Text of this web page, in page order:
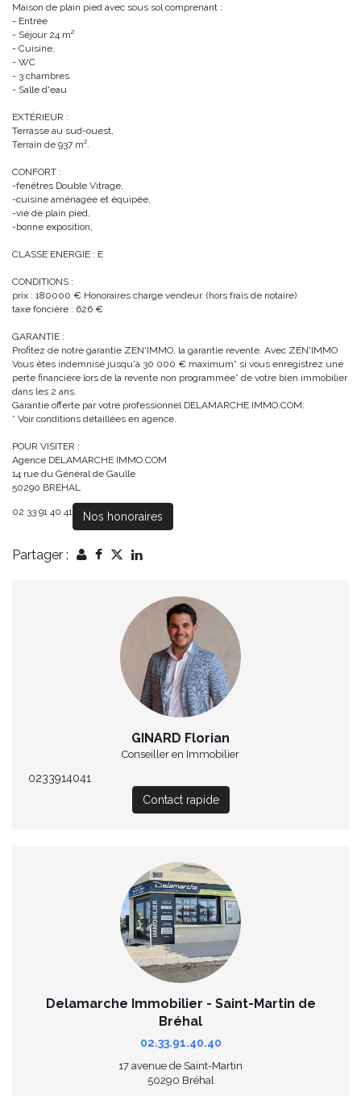
Maison de plain pied avec sous sol comprenant :
- Entrée
- Séjour 24 m²
- Cuisine,
- WC
- 3 chambres
- Salle d'eau
EXTÉRIEUR :
Terrasse au sud-ouest,
Terrain de 937 m².
CONFORT :
-fenêtres Double Vitrage,
-cuisine aménagée et équipée,
-vie de plain pied,
-bonne exposition,
CLASSE ENERGIE : E
CONDITIONS :
prix : 180000 € Honoraires charge vendeur. (hors frais de notaire)
taxe foncière : 626 €
GARANTIE :
Profitez de notre garantie ZEN'IMMO, la garantie revente. Avec ZEN'IMMO
Vous êtes indemnisé jusqu'à 30 000 € maximum* si vous enregistrez une
perte financière lors de la revente non programmée* de votre bien immobilier
dans les 2 ans.
Garantie offerte par votre professionnel DELAMARCHE IMMO.COM.
* Voir conditions détaillées en agence.
POUR VISITER :
Agence DELAMARCHE IMMO.COM
14 rue du Général de Gaulle
50290 BREHAL
02 33 91 40 41 Nos honoraires
Partager :
GINARD Florian
Conseiller en Immobilier
0233914041
Contact rapide
Delamarche Immobilier - Saint-Martin de
Bréhal
02.33.91.40.40
17 avenue de Saint-Martin
50290 Bréhal